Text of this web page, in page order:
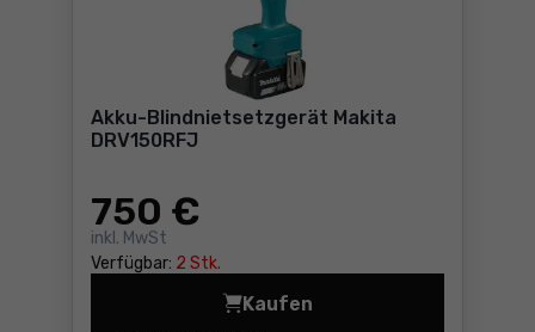
Akku-Blindnietsetzgerät Makita
DRV150RFJ
750 €
inkl. MwSt
Verfügbar: 2 Stk.
Kaufen
Akku-Blindnietsetzgerät